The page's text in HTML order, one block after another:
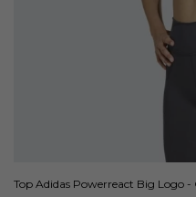
Top Adidas Powerreact Big Logo -